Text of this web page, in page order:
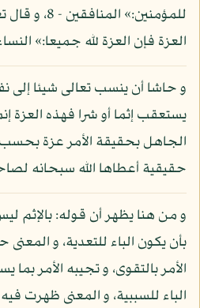
للمؤمنين:»
العزة فإن العزة لله جميعا:» النساء -
و حاشا أن ينسب تعالى شيئا إلى
يستعقب إثما أو شرا فهذه العزة
الجاهل بحقيقة الأمر عزة بحسب
حقيقية أعطاها الله سبحانه
و من هنا يظهر أن قوله: بالإثم
بأن يكون الباء للتعدية، و المعنى
الأمر بالتقوى، و تجيبه الأمر
الباء للسببية، و المعنى ظهرت